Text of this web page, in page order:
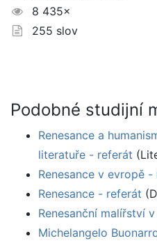
8 435×
255 slov
Podobné studijní
Renesance a
literatuře - referát
Renesance v evropě -
Renesance - referát
Renesanční malířství
Michelangelo